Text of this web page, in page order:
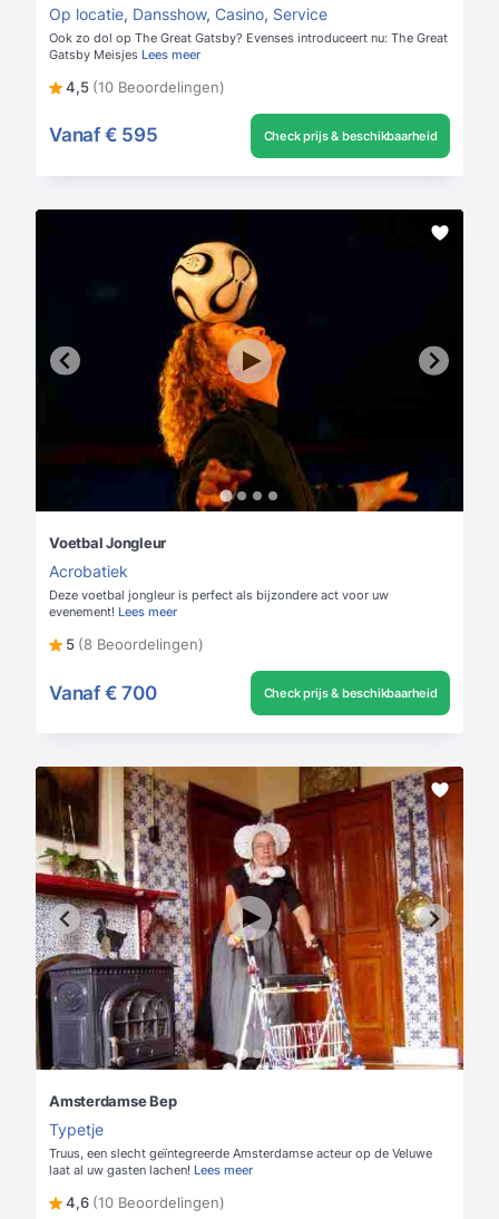
Op locatie, Dansshow, Casino, Service
Ook zo dol op The Great Gatsby? Evenses introduceert nu: The Great
Gatsby Meisjes Lees meer
4,5 (10 Beoordelingen)
Vanaf € 595 Check prijs & beschikbaarheid
Voetbal Jongleur
Acrobatiek
Deze voetbal jongleur is perfect als bijzondere act voor uw
evenement! Lees meer
5 (8 Beoordelingen)
Vanaf € 700 Check prijs & beschikbaarheid
Amsterdamse Bep
Typetje
Truus, een slecht geïntegreerde Amsterdamse acteur op de Veluwe
laat al uw gasten lachen! Lees meer
4,6 (10 Beoordelingen)